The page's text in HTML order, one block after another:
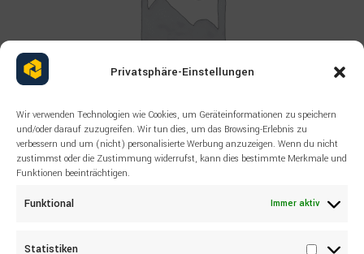
Privatsphäre-Einstellungen
Wir verwenden Technologien wie Cookies, um Geräteinformationen zu speichern
und/oder darauf zuzugreifen. Wir tun dies, um das Browsing-Erlebnis zu
verbessern und um (nicht) personalisierte Werbung anzuzeigen. Wenn du nicht
zustimmst oder die Zustimmung widerrufst, kann dies bestimmte Merkmale und
Funktionen beeinträchtigen.
Funktional Immer aktiv
Statistiken
Read more
ALLE PRODUKTE,EPIROC
ERSATZTEILE NEU FÜR
BERGBAUMASCHINEN EPIROC
2658595600 PUMP